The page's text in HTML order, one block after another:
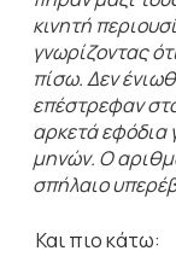
κινητή
γνωρίζοντας
πίσω. Δεν
επέστρεφαν
αρκετά εφόδια
μηνών. Ο
σπήλαιο
Και πιο κάτω: